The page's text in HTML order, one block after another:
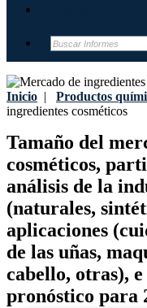
Inicio | Productos
ingredientes cosméticos
Tamaño del
cosméticos,
análisis de la
(naturales,
aplicaciones
de las uñas,
cabello, otras),
pronóstico para